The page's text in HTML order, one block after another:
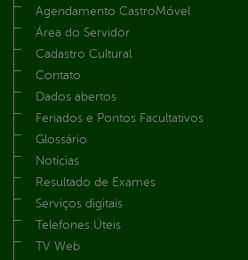
Agendamento CastroMóvel
Área do Servidor
Cadastro Cultural
Contato
Dados abertos
Feriados e Pontos Facultativos
Glossário
Notícias
Resultado de Exames
Serviços digitais
Telefones Úteis
TV Web